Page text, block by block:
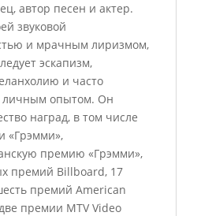
автор песен и актер.
звуковой
и мрачным лиризмом,
эскапизм,
и часто
личным опытом. Он
наград, в том числе
«Грэмми»,
премию «Грэмми»,
премий Billboard, 17
премий American
премии MTV Video